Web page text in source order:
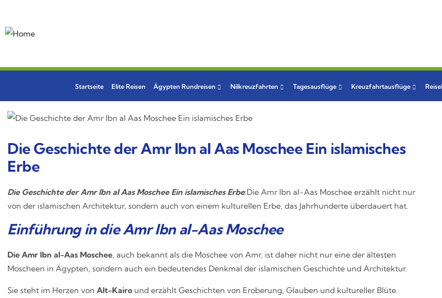
Startseite Elite Reisen Ägypten Rundreisen Nilkreuzfahrten Tagesausflüge Kreuzfahrtausflüge
Die Geschichte der Amr Ibn al Aas Moschee Ein islamisches
Erbe
Die Geschichte der Amr Ibn al Aas Moschee Ein islamisches Erbe:Die Amr Ibn al-Aas Moschee erzählt nicht nur
von der islamischen Architektur, sondern auch von einem kulturellen Erbe, das Jahrhunderte überdauert hat.
Einführung in die Amr Ibn al-Aas Moschee
Die Amr Ibn al-Aas Moschee, auch bekannt als die Moschee von Amr, ist daher nicht nur eine der ältesten
Moscheen in Ägypten, sondern auch ein bedeutendes Denkmal der islamischen Geschichte und Architektur.
Sie steht im Herzen von Alt-Kairo und erzählt Geschichten von Eroberung, Glauben und kultureller Blüte.